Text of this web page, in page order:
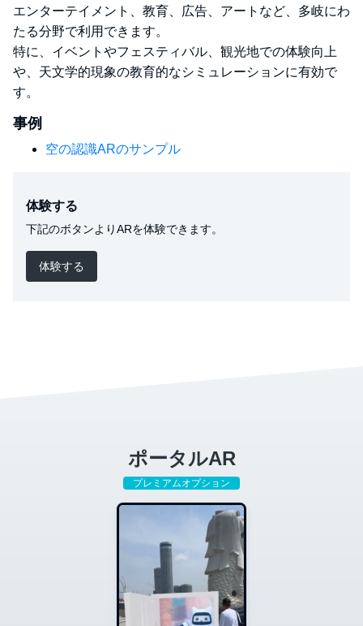
エンターテイメント、教育、広告、アートなど、多岐にわ
たる分野で利用できます。
特に、イベントやフェスティバル、観光地での体験向上
や、天文学的現象の教育的なシミュレーションに有効で
す。
事例
空の認識ARのサンプル
体験する
下記のボタンよりARを体験できます。
体験する
ポータルAR
プレミアムオプション